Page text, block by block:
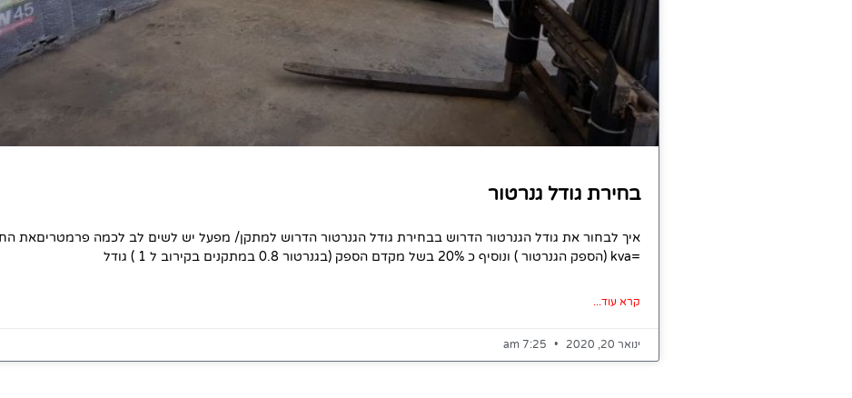
בחירת גודל גנרטור
=kva (הספק הגנרטור ) ונוסיף כ 20% בשל מקדם הספק (בגנרטור 0.8 במתקנים בקירוב ל 1 ) גודל
קרא עוד...
ינואר 20, 2020